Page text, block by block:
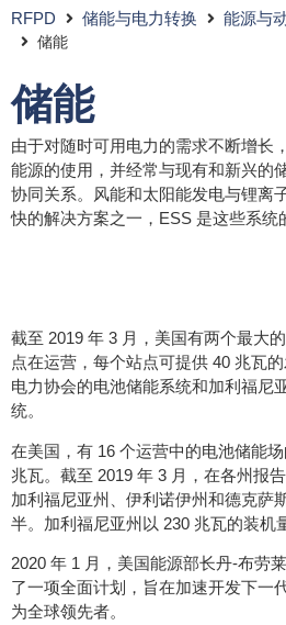
储能
世行集团在储能系统中的优势
RFPD 储能与电力转换 能源与
储能
储能
由于对随时可用电力的需求不断增长
能源的使用，并经常与现有和新兴的
协同关系。风能和太阳能发电与锂离
快的解决方案之一，ESS 是这些系统
截至 2019 年 3 月，美国有两个最大
点在运营，每个站点可提供 40 兆瓦
电力协会的电池储能系统和加利福尼
统。
在美国，有 16 个运营中的电池储能
兆瓦。截至 2019 年 3 月，在各州报
加利福尼亚州、伊利诺伊州和德克萨
半。加利福尼亚州以 230 兆瓦的装机
2020 年 1 月，美国能源部长丹-布劳
了一项全面计划，旨在加速开发下一
为全球领先者。